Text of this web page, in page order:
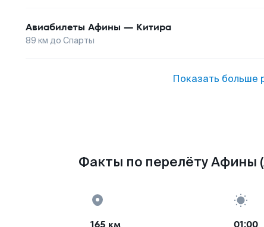
Авиабилеты Афины — Китира
89 км до Спарты
Показать больше
Факты по перелёту Афины